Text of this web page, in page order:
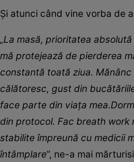
Și atunci când vine vorba de
„La masă, prioritatea
mă protejează de pierderea
constantă toată ziua.
călătoresc, gust din
face parte din viața
din protocol. Fac breath work
stabilite împreună cu medicii
întâmplare”, ne-a mai